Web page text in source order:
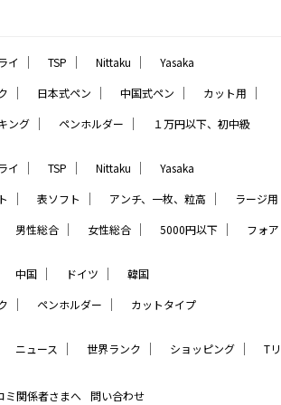
イ ｜ TSP ｜ Nittaku ｜
Yasaka
｜ 日本式ペン ｜ 中国式ペン ｜ カット用 ｜
ング ｜ ペンホルダー ｜ １万円以下、初中級
イ ｜ TSP ｜ Nittaku ｜
Yasaka
｜ 表ソフト ｜ アンチ、一枚、粒高 ｜ ラージ用
男性総合 ｜ 女性総合 ｜ 5000円以下 ｜ フォア
中国 ｜ ドイツ ｜
韓国
｜ ペンホルダー ｜ カットタイプ
ニュース ｜ 世界ランク ｜ ショッピング ｜ T
ミ関係者さまへ 問い合わせ